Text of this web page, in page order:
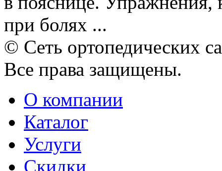
при болях ...
© Сеть ортопедических
Все права защищены.
О компании
Каталог
Услуги
Скидки